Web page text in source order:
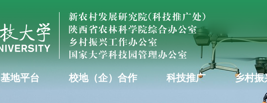
基地平台 校地（企）合作 科技推广 乡村振